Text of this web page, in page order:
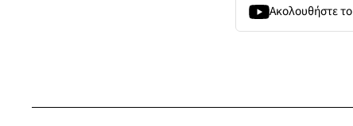
Ακολουθήστε το